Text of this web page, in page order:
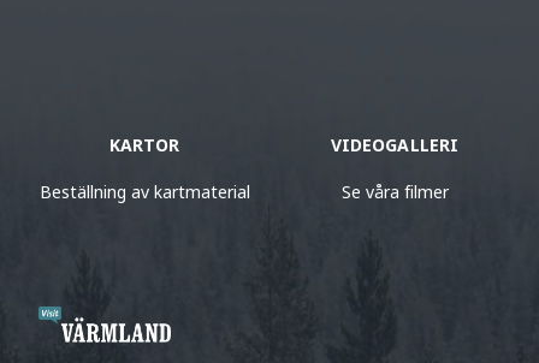
KARTOR
Beställning av kartmaterial
VIDEOGALLERI
Se våra filmer